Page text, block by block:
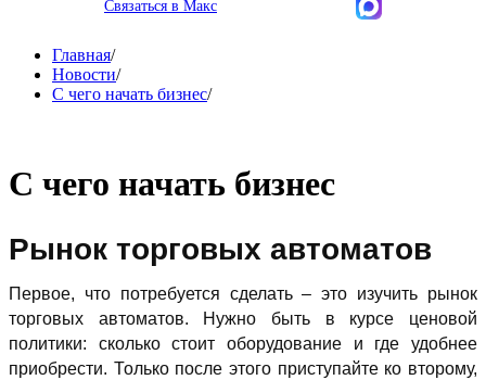
Связаться в Макс
Главная/
Новости/
С чего начать бизнес/
С чего начать бизнес
Рынок торговых автоматов
Первое, что потребуется сделать – это изучить рынок
торговых автоматов. Нужно быть в курсе ценовой
политики: сколько стоит оборудование и где удобнее
приобрести. Только после этого приступайте ко второму,